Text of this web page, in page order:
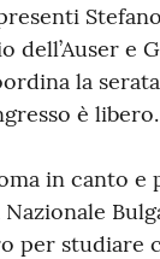
e
la
è libero.
in canto e
per studiare